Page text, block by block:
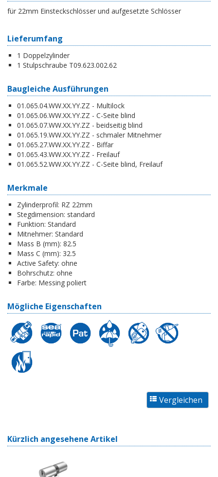
für 22mm Einsteckschlösser und aufgesetzte Schlösser
Lieferumfang
1 Doppelzylinder
1 Stulpschraube T09.623.002.62
Baugleiche Ausführungen
01.065.04.WW.XX.YY.ZZ - Multilock
01.065.06.WW.XX.YY.ZZ - C-Seite blind
01.065.07.WW.XX.YY.ZZ - beidseitig blind
01.065.19.WW.XX.YY.ZZ - schmaler Mitnehmer
01.065.27.WW.XX.YY.ZZ - Biffar
01.065.43.WW.XX.YY.ZZ - Freilauf
01.065.52.WW.XX.YY.ZZ - C-Seite blind, Freilauf
Merkmale
Zylinderprofil: RZ 22mm
Stegdimension: standard
Funktion: Standard
Mitnehmer: Standard
Mass B (mm): 82.5
Mass C (mm): 32.5
Active Safety: ohne
Bohrschutz: ohne
Farbe: Messing poliert
Mögliche Eigenschaften
Kürzlich angesehene Artikel